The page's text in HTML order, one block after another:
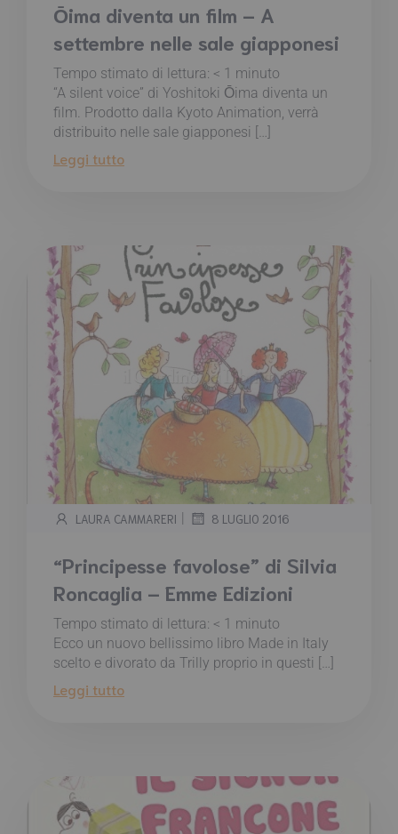
Ōima diventa un film – A
settembre nelle sale giapponesi
Tempo stimato di lettura: < 1 minuto
“A silent voice” di Yoshitoki Ōima diventa un
film. Prodotto dalla Kyoto Animation, verrà
distribuito nelle sale giapponesi […]
Leggi tutto
LAURA CAMMARERI | 8 LUGLIO 2016
“Principesse favolose” di Silvia
Roncaglia – Emme Edizioni
Tempo stimato di lettura: < 1 minuto
Ecco un nuovo bellissimo libro Made in Italy
scelto e divorato da Trilly proprio in questi […]
Leggi tutto